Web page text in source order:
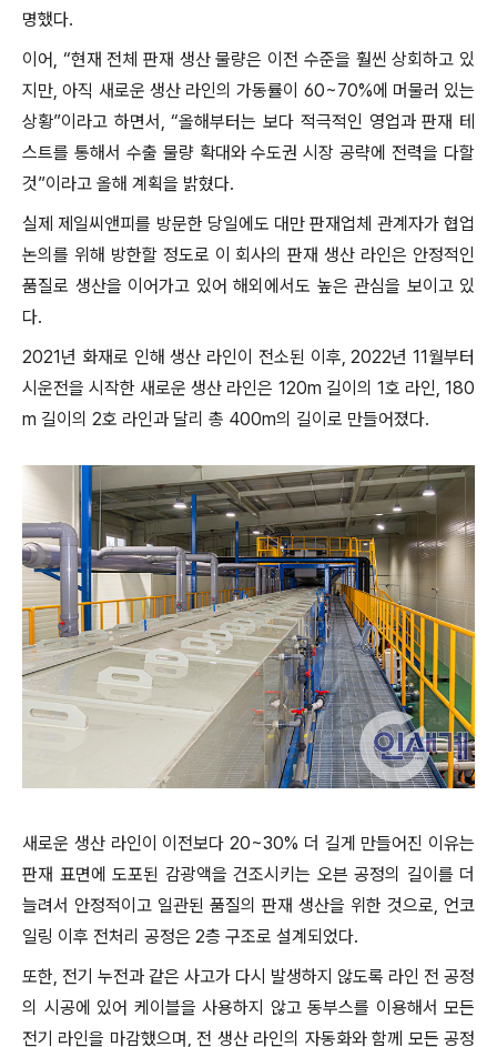
명했다.
이어, “현재 전체 판재 생산 물량은 이전 수준을 훨씬 상회하고 있
지만, 아직 새로운 생산 라인의 가동률이 60~70%에 머물러 있는
상황”이라고 하면서, “올해부터는 보다 적극적인 영업과 판재 테
스트를 통해서 수출 물량 확대와 수도권 시장 공략에 전력을 다할
것”이라고 올해 계획을 밝혔다.
실제 제일씨앤피를 방문한 당일에도 대만 판재업체 관계자가 협업
논의를 위해 방한할 정도로 이 회사의 판재 생산 라인은 안정적인
품질로 생산을 이어가고 있어 해외에서도 높은 관심을 보이고 있
다.
2021년 화재로 인해 생산 라인이 전소된 이후, 2022년 11월부터
시운전을 시작한 새로운 생산 라인은 120m 길이의 1호 라인, 180
m 길이의 2호 라인과 달리 총 400m의 길이로 만들어졌다.
새로운 생산 라인이 이전보다 20~30% 더 길게 만들어진 이유는
판재 표면에 도포된 감광액을 건조시키는 오븐 공정의 길이를 더
늘려서 안정적이고 일관된 품질의 판재 생산을 위한 것으로, 언코
일링 이후 전처리 공정은 2층 구조로 설계되었다.
또한, 전기 누전과 같은 사고가 다시 발생하지 않도록 라인 전 공정
의 시공에 있어 케이블을 사용하지 않고 동부스를 이용해서 모든
전기 라인을 마감했으며, 전 생산 라인의 자동화와 함께 모든 공정